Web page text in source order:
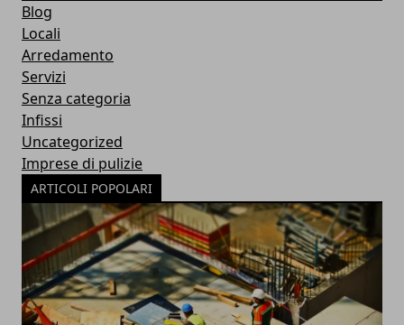
Blog
Locali
Arredamento
Servizi
Senza categoria
Infissi
Uncategorized
Imprese di pulizie
ARTICOLI POPOLARI